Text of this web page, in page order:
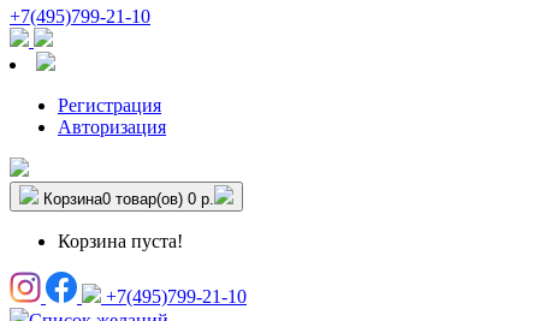
+7(495)799-21-10
Регистрация
Авторизация
Корзина0 товар(ов) 0 р.
Корзина пуста!
+7(495)799-21-10